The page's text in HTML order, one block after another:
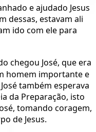
e ajudado Jesus
dessas, estavam ali
ido com ele para
chegou José, que era
homem importante e
também esperava
da Preparação, isto
tomando coragem,
de Jesus.